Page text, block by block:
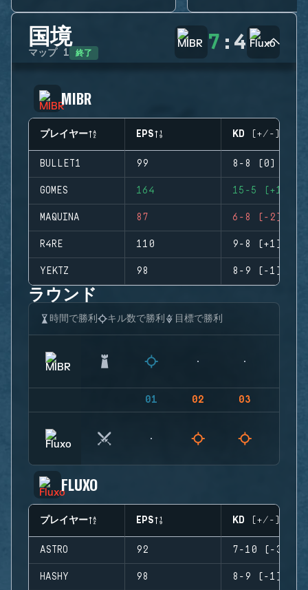
国境
マップ 1 終了 7 : 4
MIBR
プレイヤー EPS KD (+/-)
BULLET1 99 8-8 (0)
GOMES 164 15-5 (+10)
MAQUINA 87 6-8 (-2)
R4RE 110 9-8 (+1)
YEKTZ 98 8-9 (-1)
ラウンド
時間で勝利 キル数で勝利 目標で勝利
01 02 03
FLUXO
プレイヤー EPS KD (+/-)
ASTRO 92 7-10 (-3)
HASHY 98 8-9 (-1)